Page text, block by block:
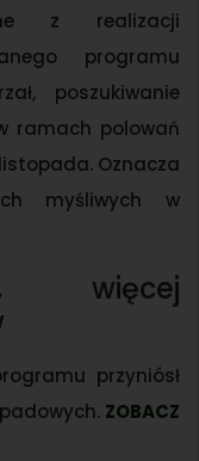
z realizacji
programu
poszukiwanie
ramach polowań
Oznacza
myśliwych w
więcej
przyniósł
ZOBACZ